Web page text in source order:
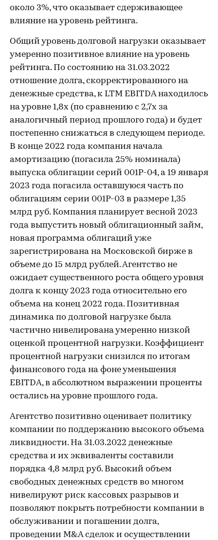
около 3%, что оказывает сдерживающее
влияние на уровень рейтинга.
Общий уровень долговой нагрузки оказывает
умеренно позитивное влияние на уровень
рейтинга. По состоянию на 31.03.2022
отношение долга, скорректированного на
денежные средства, к LTM EBITDA находилось
на уровне 1,8х (по сравнению с 2,7х за
аналогичный период прошлого года) и будет
постепенно снижаться в следующем периоде.
В конце 2022 года компания начала
амортизацию (погасила 25% номинала)
выпуска облигации серий 001Р-04, а 19 января
2023 года погасила оставшуюся часть по
облигациям серии 001Р-03 в размере 1,35
млрд руб. Компания планирует весной 2023
года выпустить новый облигационный займ,
новая программа облигаций уже
зарегистрирована на Московской бирже в
объеме до 15 млрд рублей. Агентство не
ожидает существенного роста общего уровня
долга к концу 2023 года относительно его
объема на конец 2022 года. Позитивная
динамика по долговой нагрузке была
частично нивелирована умеренно низкой
оценкой процентной нагрузки. Коэффициент
процентной нагрузки снизился по итогам
финансового года на фоне уменьшения
EBITDA, в абсолютном выражении проценты
остались на уровне прошлого года.
Агентство позитивно оценивает политику
компании по поддержанию высокого объема
ликвидности. На 31.03.2022 денежные
средства и их эквиваленты составили
порядка 4,8 млрд руб. Высокий объем
свободных денежных средств во многом
нивелируют риск кассовых разрывов и
позволяют покрыть потребности компании в
обслуживании и погашении долга,
проведении M&A сделок и осуществлении